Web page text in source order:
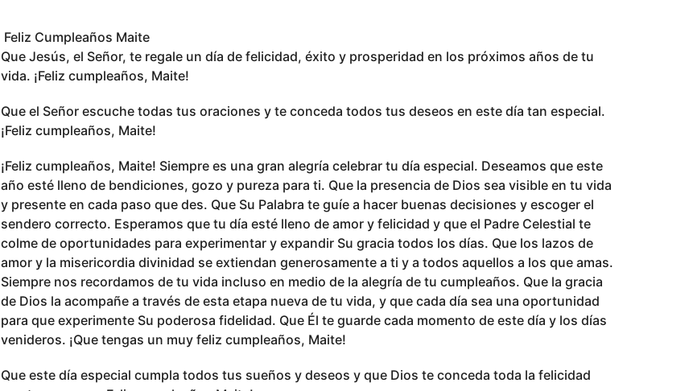
Feliz Cumpleaños Maite
Que Jesús, el Señor, te regale un día de felicidad, éxito y prosperidad en los próximos años de tu
vida. ¡Feliz cumpleaños, Maite!
Que el Señor escuche todas tus oraciones y te conceda todos tus deseos en este día tan especial.
¡Feliz cumpleaños, Maite!
¡Feliz cumpleaños, Maite! Siempre es una gran alegría celebrar tu día especial. Deseamos que este
año esté lleno de bendiciones, gozo y pureza para ti. Que la presencia de Dios sea visible en tu vida
y presente en cada paso que des. Que Su Palabra te guíe a hacer buenas decisiones y escoger el
sendero correcto. Esperamos que tu día esté lleno de amor y felicidad y que el Padre Celestial te
colme de oportunidades para experimentar y expandir Su gracia todos los días. Que los lazos de
amor y la misericordia divinidad se extiendan generosamente a ti y a todos aquellos a los que amas.
Siempre nos recordamos de tu vida incluso en medio de la alegría de tu cumpleaños. Que la gracia
de Dios la acompañe a través de esta etapa nueva de tu vida, y que cada día sea una oportunidad
para que experimente Su poderosa fidelidad. Que Él te guarde cada momento de este día y los días
venideros. ¡Que tengas un muy feliz cumpleaños, Maite!
Que este día especial cumpla todos tus sueños y deseos y que Dios te conceda toda la felicidad